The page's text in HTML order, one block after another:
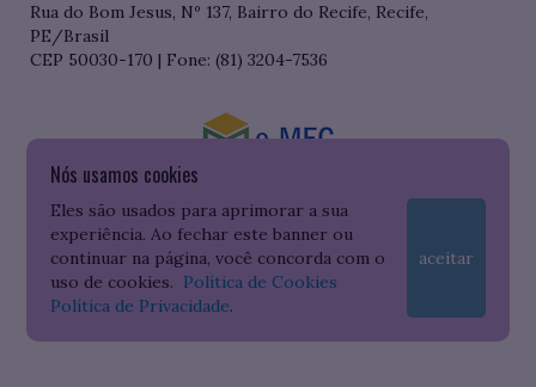
Nós usamos cookies
Eles são usados para aprimorar a sua
experiência. Ao fechar este banner ou
continuar na página, você concorda com o
uso de cookies. Política de Cookies
Política de Privacidade.
aceitar
Rua do Bom Jesus, Nº 137, Bairro do Recife, Recife,
PE/Brasil
CEP 50030-170 | Fone: (81) 3204-7536
Consulte o cadastro da Instituição no Sistema do e-MEC